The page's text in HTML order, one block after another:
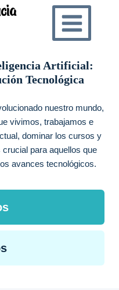
Artificial:
Tecnológica
nuestro mundo,
vivimos, trabajamos e
dominar los cursos y
para aquellos que
avances tecnológicos.